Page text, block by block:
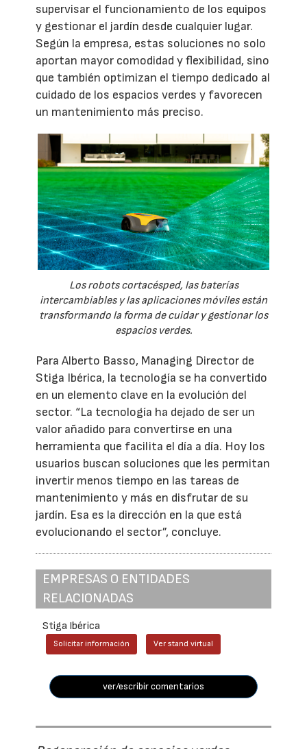
supervisar el funcionamiento de los equipos
y gestionar el jardín desde cualquier lugar.
Según la empresa, estas soluciones no solo
aportan mayor comodidad y flexibilidad, sino
que también optimizan el tiempo dedicado al
cuidado de los espacios verdes y favorecen
un mantenimiento más preciso.
Los robots cortacésped, las baterías
intercambiables y las aplicaciones móviles están
transformando la forma de cuidar y gestionar los
espacios verdes.
Para Alberto Basso, Managing Director de
Stiga Ibérica, la tecnología se ha convertido
en un elemento clave en la evolución del
sector. “La tecnología ha dejado de ser un
valor añadido para convertirse en una
herramienta que facilita el día a día. Hoy los
usuarios buscan soluciones que les permitan
invertir menos tiempo en las tareas de
mantenimiento y más en disfrutar de su
jardín. Esa es la dirección en la que está
evolucionando el sector”, concluye.
EMPRESAS O ENTIDADES
RELACIONADAS
Stiga Ibérica
Solicitar información Ver stand virtual
ver/escribir comentarios